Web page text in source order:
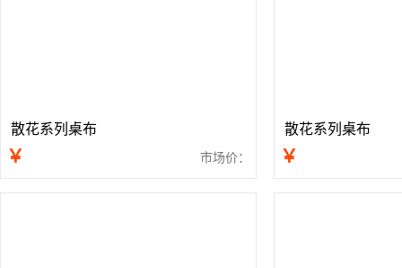
散花系列桌布
￥ 市场价：
散花系列桌布
￥